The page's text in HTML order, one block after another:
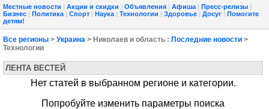
Местные новости | Акции и скидки | Объявления | Афиша | Пресс-релизы |
Бизнес | Политика | Спорт | Наука | Технологии | Здоровье | Досуг | Помогите
детям!
Все регионы > Украина > Николаев и область : Последние новости >
Технологии
ЛЕНТА ВЕСТЕЙ
Нет статей в выбранном регионе и категории.
Попробуйте изменить параметры поиска